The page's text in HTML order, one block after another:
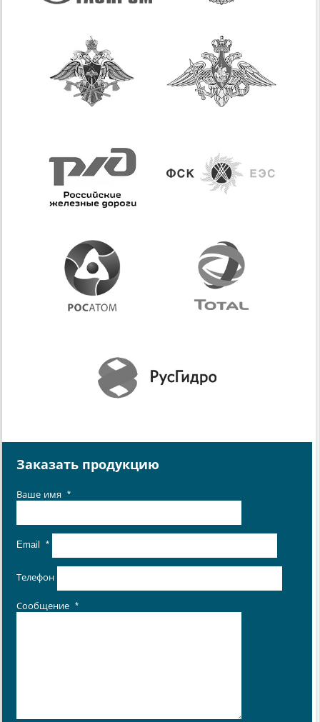
Заказать продукцию
Ваше имя *
Email *
Телефон
Сообщение *